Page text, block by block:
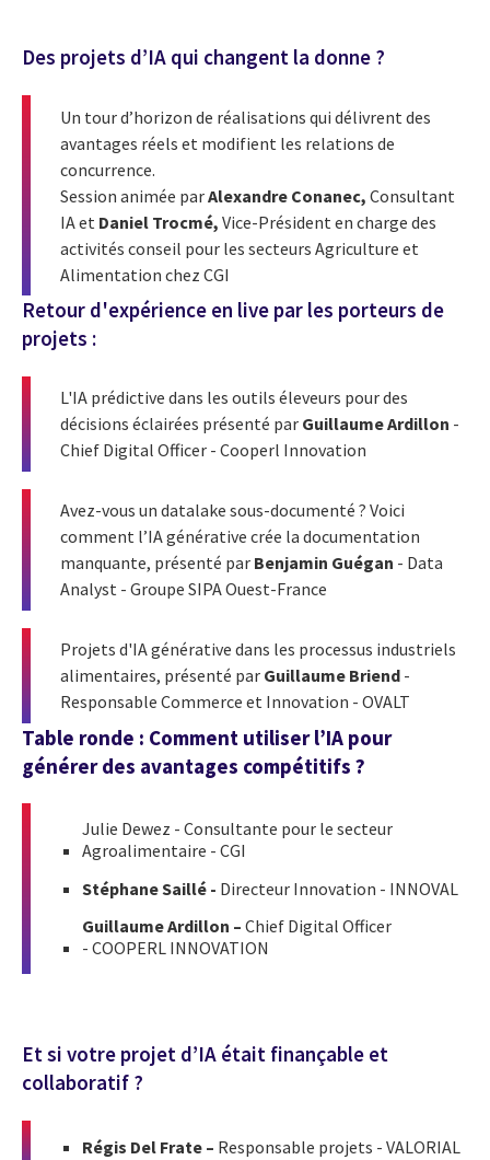
Des projets d’IA qui changent la donne ?
Un tour d’horizon de réalisations qui délivrent des
avantages réels et modifient les relations de
concurrence.
Session animée parAlexandre Conanec, Consultant
IAet Daniel Trocmé, Vice-Président en charge des
activités conseil pour les secteurs Agriculture et
Alimentation chez CGI
Retour d'expérience en live par les porteurs de
projets :
L'IA prédictive dans les outils éleveurs pour des
décisions éclairées présenté par Guillaume Ardillon -
Chief Digital Officer - Cooperl Innovation
Avez-vous un datalake sous-documenté ? Voici
comment l’IA générative crée la documentation
manquante, présenté par Benjamin Guégan - Data
Analyst - Groupe SIPA Ouest-France
Projets d'IA générative dans les processus industriels
alimentaires, présenté par Guillaume Briend -
Responsable Commerce et Innovation - OVALT
Table ronde : Comment utiliser l’IA pour
générer des avantages compétitifs ?
Julie Dewez - Consultante pour le secteur
Agroalimentaire - CGI
Stéphane Saillé - Directeur Innovation - INNOVAL
Guillaume Ardillon – Chief Digital Officer
- COOPERL INNOVATION
Et si votre projet d’IA était finançable et
collaboratif ?
Régis Del Frate – Responsable projets - VALORIAL